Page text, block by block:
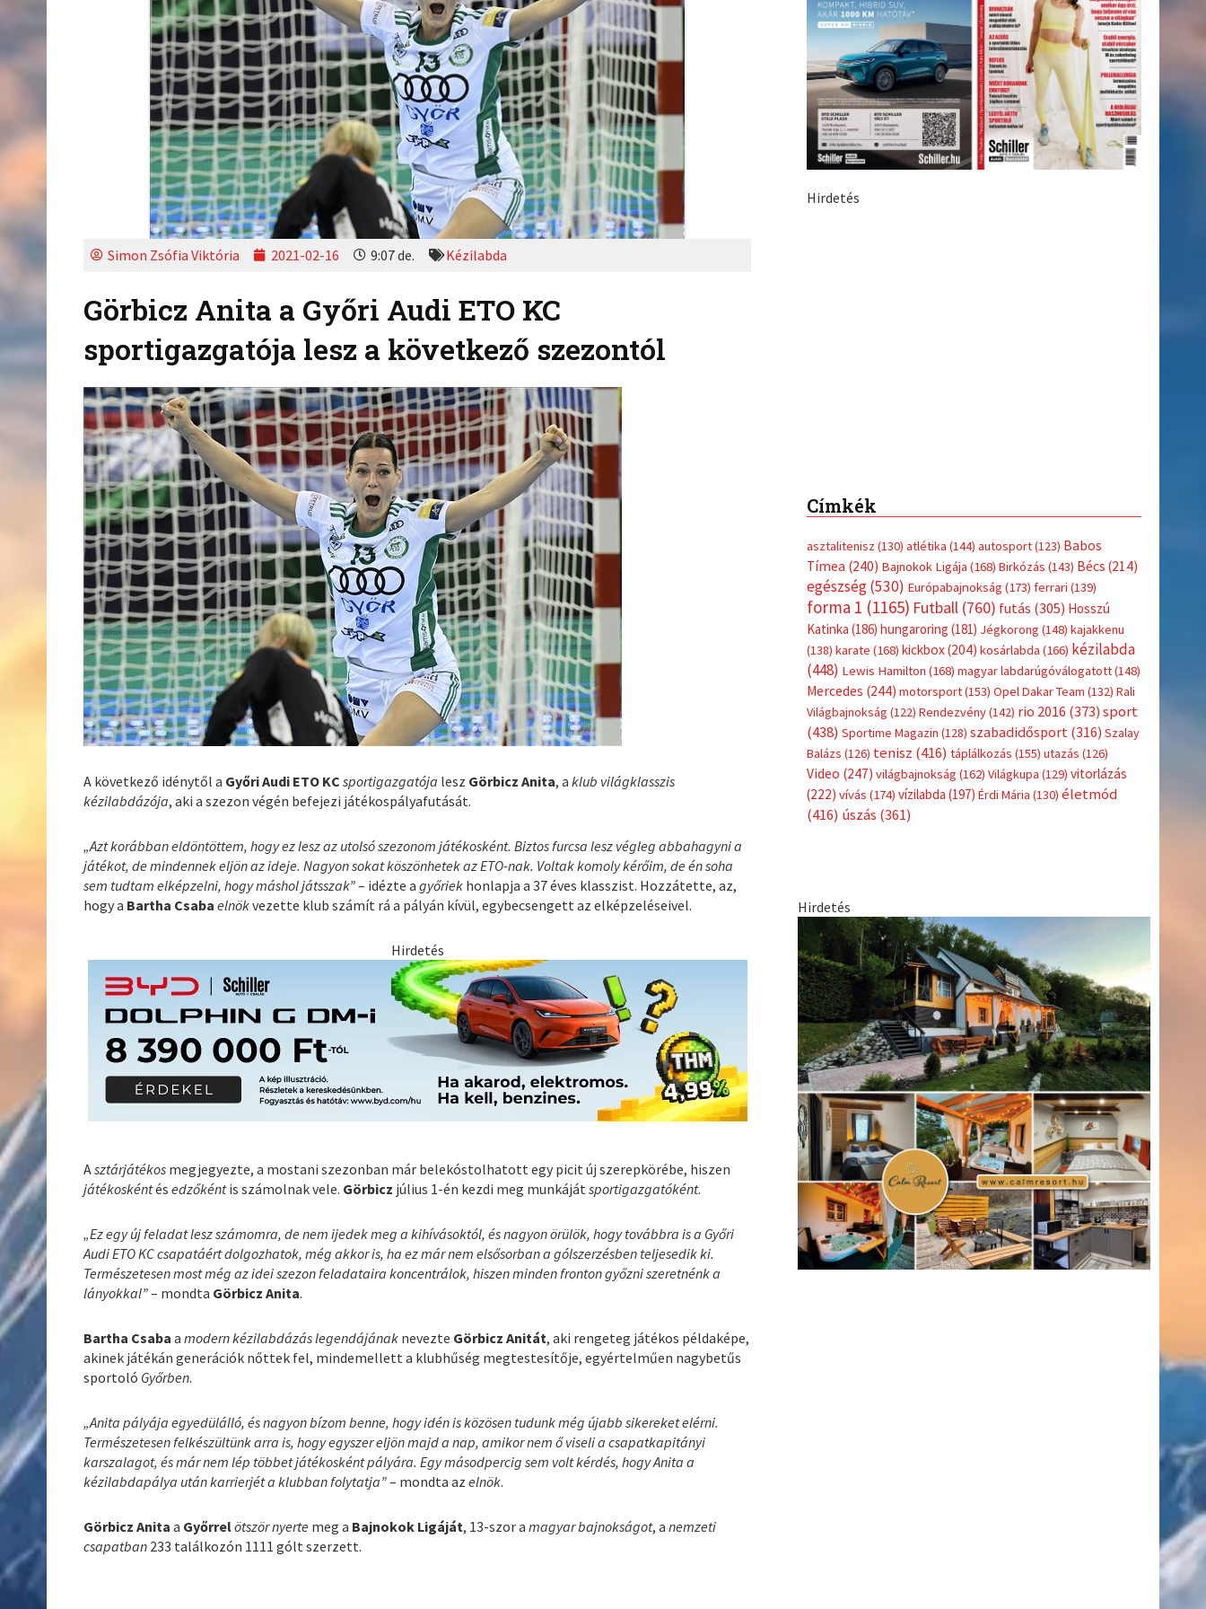
Simon Zsófia Viktória 2021-02-16 9:07 de. Kézilabda
Görbicz Anita a Győri Audi ETO KC
sportigazgatója lesz a következő szezontól
A következő idénytől a Győri Audi ETO KC sportigazgatója lesz Görbicz Anita, aklub világklasszis
kézilabdázója, aki a szezon végén befejezi játékospályafutását.
„Azt korábban eldöntöttem, hogy ez lesz az utolsó szezonom játékosként. Biztos furcsa lesz végleg abbahagyni a
játékot, de mindennek eljön az ideje. Nagyon sokat köszönhetek az ETO-nak. Voltak komoly kérőim, de én soha
sem tudtam elképzelni, hogy máshol játsszak”– idézte agyőriek honlapja a 37 éves klasszist. Hozzátette, az,
hogy a Bartha Csaba elnökvezette klub számít rá a pályán kívül, egybecsengett az elképzeléseivel.
Hirdetés
Asztárjátékos megjegyezte, a mostani szezonban már belekóstolhatott egy picit új szerepkörébe, hiszen
játékoskéntésedzőkéntis számolnak vele. Görbicz július 1-én kezdi meg munkájátsportigazgatóként.
„Ez egy új feladat lesz számomra, de nem ijedek meg a kihívásoktól, és nagyon örülök, hogy továbbra is a Győri
Audi ETO KC csapatáért dolgozhatok, még akkor is, ha ez már nem elsősorban a gólszerzésben teljesedik ki.
Természetesen most még az idei szezon feladataira koncentrálok, hiszen minden fronton győzni szeretnénk a
lányokkal”– mondta Görbicz Anita.
Bartha Csaba amodern kézilabdázás legendájának nevezte Görbicz Anitát, aki rengeteg játékos példaképe,
akinek játékán generációk nőttek fel, mindemellett a klubhűség megtestesítője, egyértelműen nagybetűs
sportoló Győrben.
„Anita pályája egyedülálló, és nagyon bízom benne, hogy idén is közösen tudunk még újabb sikereket elérni.
Természetesen felkészültünk arra is, hogy egyszer eljön majd a nap, amikor nem ő viseli a csapatkapitányi
karszalagot, és már nem lép többet játékosként pályára. Egy másodpercig sem volt kérdés, hogy Anita a
kézilabdapálya után karrierjét a klubban folytatja”– mondta azelnök.
Görbicz Anita a Győrrelötször nyerte meg a Bajnokok Ligáját, 13-szor amagyar bajnokságot, anemzeti
csapatban 233 találkozón 1111 gólt szerzett.
Hirdetés
Címkék
asztalitenisz(130)atlétika (144)autosport
Tímea(240)Bajnokok Ligája(168) Birkózás(143) Bécs(214)
egészség (530) Európabajnokság(173)ferrari(139)
forma 1 (1165)Futball(760)futás(305)
Hosszú
Katinka(186)hungaroring(181)Jégkorong(148)kajakkenu
(138)karate(168)kickbox(204)kosárlabda(166)kézilabda
(448)Lewis Hamilton(168)magyar labdarúgóválogatott(148)
Mercedes(244)motorsport (153)Opel Dakar Team(132)Rali
Világbajnokság(122)Rendezvény(142)rio 2016(373)sport
(438)
Sportime Magazin(128)szabadidősport(316)Szalay
Balázs(126)tenisz(416)táplálkozás(155)utazás(126)
Video(247)világbajnokság (162)Világkupa(129)vitorlázás
(222)vívás(174)vízilabda(197)Érdi Mária(130)életmód
(416)úszás(361)